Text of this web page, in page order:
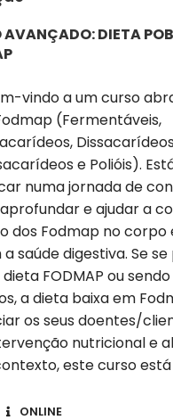
AVANÇADO: DIETA
vindo a um curso
(Fermentáveis,
e Polióis).
numa jornada de
e ajudar a
dos Fodmap no corpo
saúde digestiva. Se
FODMAP ou
a dieta baixa em
os seus doentes/
nutricional e
este curso
ONLINE